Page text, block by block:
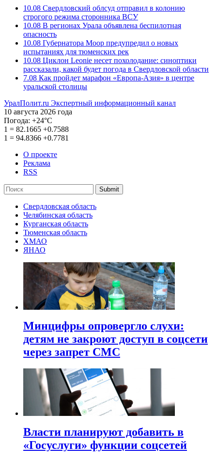
10.08 Свердловский облсуд отправил в колонию
строгого режима сторонника ВСУ
10.08 В регионах Урала объявлена беспилотная
опасность
10.08 Губернатора Моор предупредил о новых
испытаниях для тюменских рек
10.08 Циклон Leonie несет похолодание: синоптики
рассказали, какой будет погода в Свердловской области
7.08 Как пройдет марафон «Европа-Азия» в центре
уральской столицы
УралПолит.ru Экспертный информационный канал
10 августа 2026 года
Погода: +24°С
1 = 82.1665 +0.7588
1 = 94.8366 +0.7781
О проекте
Реклама
RSS
Submit
Свердловская область
Челябинская область
Курганская область
Тюменская область
ХМАО
ЯНАО
Минцифры опровергло слухи:
детям не закроют доступ в соцсети
через запрет СМС
Власти планируют добавить в
«Госуслуги» функции соцсетей